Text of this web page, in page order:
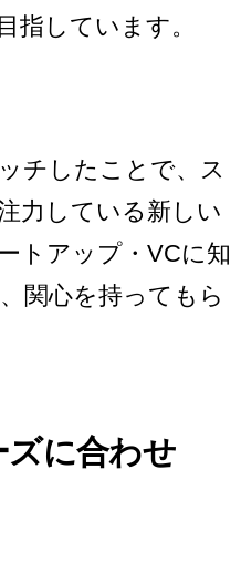
指しています。
チしたことで、ス
力している新しい
トアップ・VCに知
関心を持ってもら
ズに合わせ